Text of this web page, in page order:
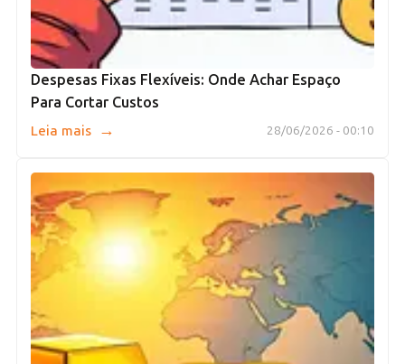
Despesas Fixas Flexíveis: Onde Achar Espaço
Para Cortar Custos
28/06/2026 - 00:10
Leia mais →